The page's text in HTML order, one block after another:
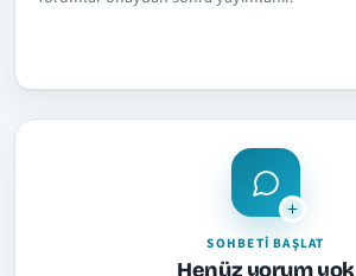
SOHBETI BAŞLAT
Henüz yorum yok